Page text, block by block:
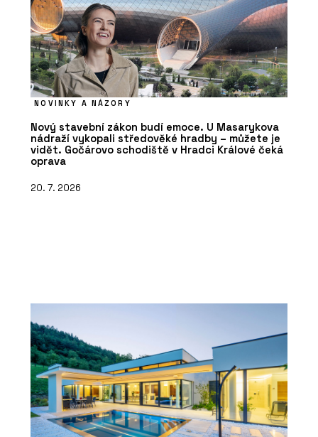
NOVINKY A NÁZORY
Nový stavební zákon budí emoce. U Masarykova
nádraží vykopali středověké hradby – můžete je
vidět. Gočárovo schodiště v Hradci Králové čeká
oprava
20. 7. 2026